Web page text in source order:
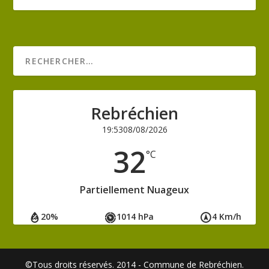
Rebréchien
19:5308/08/2026
32°C
Partiellement Nuageux
20% 1014 hPa 4 Km/h
©Tous droits réservés. 2014 - Commune de Rebréchien.